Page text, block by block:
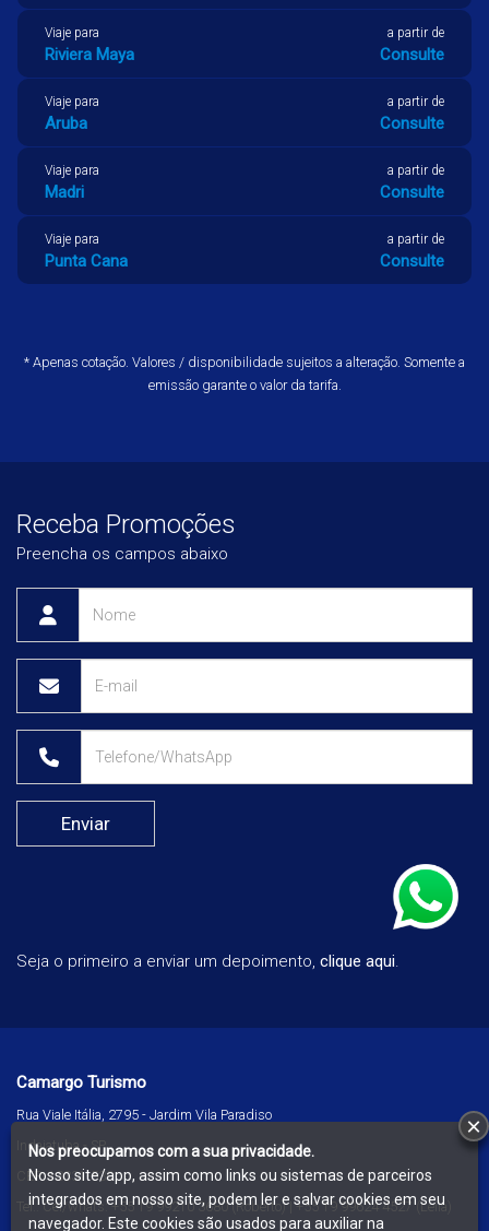
Aracaju Consulte
Viaje para
Riviera Maya
a partir de
Consulte
Viaje para
Aruba
a partir de
Consulte
Viaje para
Madri
a partir de
Consulte
Viaje para
Punta Cana
a partir de
Consulte
Lisboa Consulte
Viaje para
Barcelona
* Apenas cotação. Valores / disponibilidade sujeitos a alteração. Somente a
emissão garante o valor da tarifa.
Receba Promoções
Preencha os campos abaixo
Seja o primeiro a enviar um depoimento, clique aqui.
Camargo Turismo
Rua Viale Itália, 2795 - Jardim Vila Paradiso
Indaiatuba-SP
CEP:13331-530
Tel.:Cel/whats: +55 19 99210 3680 (Roberto) | +55 19 99624 4527 (Leila)
Nos preocupamos com a sua privacidade.
Nosso site/app, assim como links ou sistemas de parceiros
integrados em nosso site, podem ler e salvar cookies em seu
navegador. Este cookies são usados para auxiliar na
×